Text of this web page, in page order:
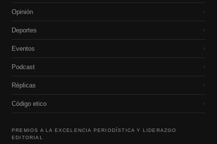
Opinión ›
Deportes ›
Eventos ›
Podcast ›
Réplicas ›
Código etico ›
PREMIOS A LA EXCELENCIA PERIODÍSTICA Y LIDERAZGO
EDITORIAL